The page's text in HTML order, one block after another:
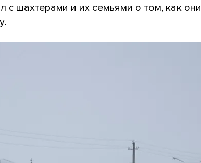
с шахтерами и их семьями о том, как они